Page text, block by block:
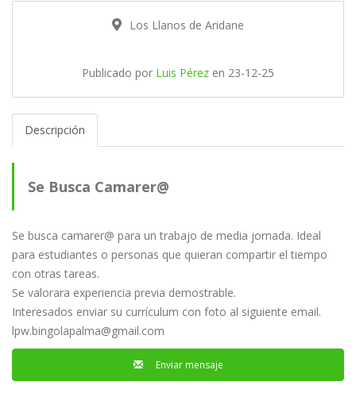
Los Llanos de Aridane
Publicado por Luis Pérez en 23-12-25
Descripción
Se Busca Camarer@
Se busca camarer@ para un trabajo de media jornada. Ideal
para estudiantes o personas que quieran compartir el tiempo
con otras tareas.
Se valorara experiencia previa demostrable.
Interesados enviar su currículum con foto al siguiente email.
lpw.bingolapalma@gmail.com
Enviar mensaje